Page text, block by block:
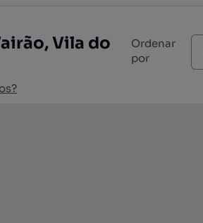
Vila do
Ordenar
por